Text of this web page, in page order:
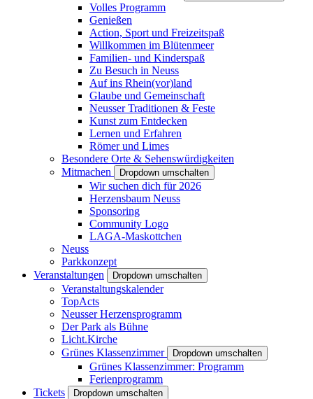
Volles Programm
Genießen
Action, Sport und Freizeitspaß
Willkommen im Blütenmeer
Familien- und Kinderspaß
Zu Besuch in Neuss
Auf ins Rhein(vor)land
Glaube und Gemeinschaft
Neusser Traditionen & Feste
Kunst zum Entdecken
Lernen und Erfahren
Römer und Limes
Besondere Orte & Sehenswürdigkeiten
Mitmachen
Dropdown umschalten
Wir suchen dich für 2026
Herzensbaum Neuss
Sponsoring
Community Logo
LAGA-Maskottchen
Neuss
Parkkonzept
Veranstaltungen
Dropdown umschalten
Veranstaltungskalender
TopActs
Neusser Herzensprogramm
Der Park als Bühne
Licht.Kirche
Grünes Klassenzimmer
Dropdown umschalten
Grünes Klassenzimmer: Programm
Ferienprogramm
Tickets
Dropdown umschalten